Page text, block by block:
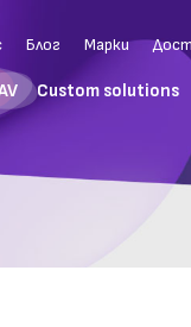
Блог Марки
Custom solutions